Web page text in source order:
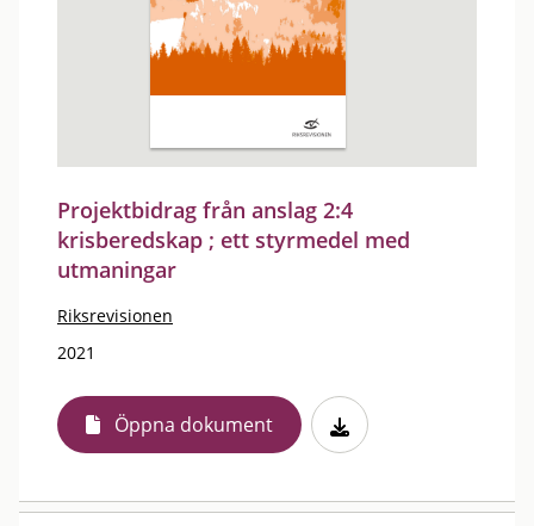
Projektbidrag från anslag 2:4
krisberedskap ; ett styrmedel med
utmaningar
Riksrevisionen
2021
Öppna dokument